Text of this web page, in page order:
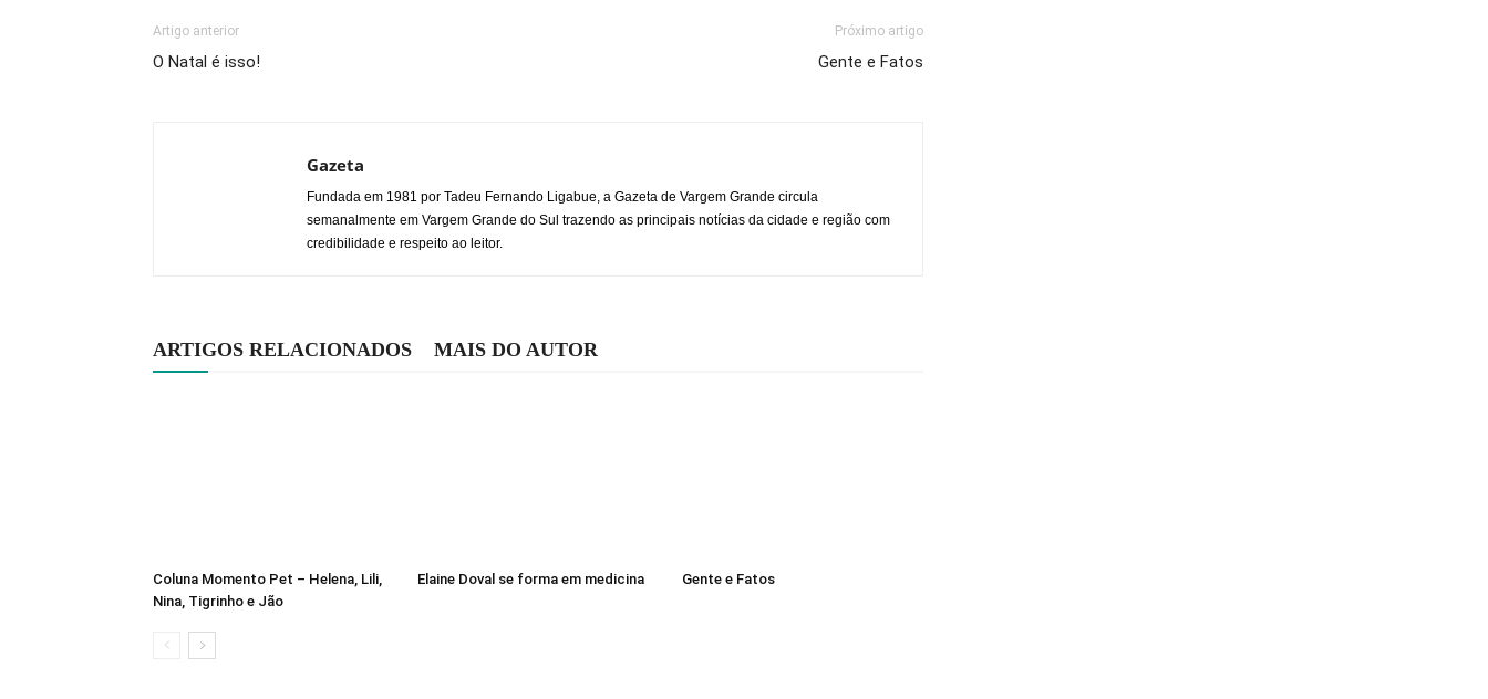
Artigo anterior
O Natal é isso!
Próximo artigo
Gente e Fatos
Gazeta
Fundada em 1981 por Tadeu Fernando Ligabue, a Gazeta de Vargem Grande circula
semanalmente em Vargem Grande do Sul trazendo as principais notícias da cidade e região com
credibilidade e respeito ao leitor.
ARTIGOS RELACIONADOS MAIS DO AUTOR
Coluna Momento Pet – Helena, Lili,
Nina, Tigrinho e Jão
Elaine Doval se forma em medicina Gente e Fatos